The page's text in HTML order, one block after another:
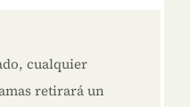
cualquier
retirará un